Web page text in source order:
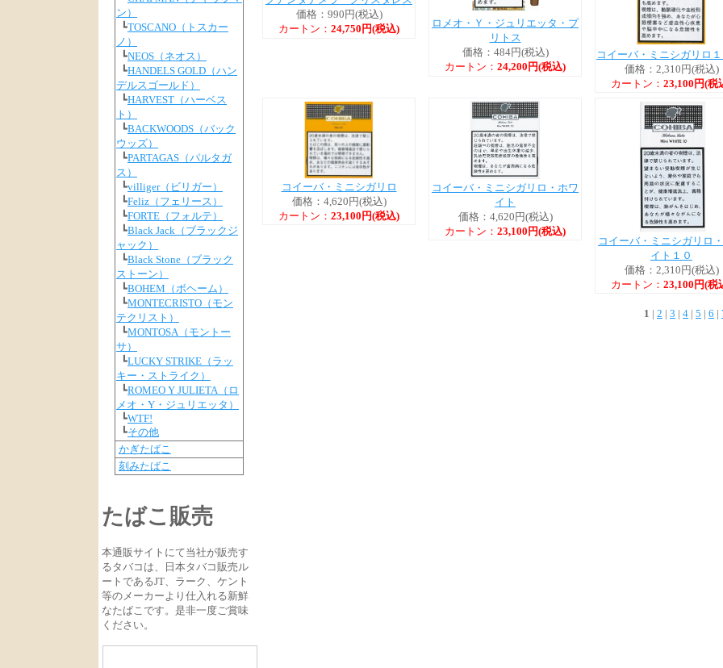
ン）
┗TOSCANO（トスカー
ノ）
┗NEOS（ネオス）
┗HANDELS GOLD（ハン
デルスゴールド）
┗HARVEST（ハーベス
ト）
┗BACKWOODS（バック
ウッズ）
┗PARTAGAS（パルタガ
ス）
┗villiger（ビリガー）
┗Feliz（フェリース）
┗FORTE（フォルテ）
┗Black Jack（ブラックジ
ャック）
┗Black Stone（ブラック
ストーン）
┗BOHEM（ボヘーム）
┗MONTECRISTO（モン
テクリスト）
┗MONTOSA（モントー
サ）
┗LUCKY STRIKE（ラッ
キー・ストライク）
┗ROMEO Y JULIETA（ロ
メオ・Y・ジュリエッタ）
┗WTF!
┗その他
かぎたばこ
刻みたばこ
たばこ販売
本通販サイトにて当社が販売す
るタバコは、日本タバコ販売ル
ートであるJT、ラーク、ケント
等のメーカーより仕入れる新鮮
なたばこです。是非一度ご賞味
ください。
価格：990円(税込)
カートン： 24,750円(税込)
ロメオ・Ｙ・ジュリエッタ・プ
リトス
価格：484円(税込)
カートン： 24,200円(税込)
コイーバ・ミニシガリロ１
価格：2,310円(税込)
カートン： 23,100円(税
コイーバ・ミニシガリロ
価格：4,620円(税込)
カートン： 23,100円(税込)
コイーバ・ミニシガリロ・ホワ
イト
価格：4,620円(税込)
カートン： 23,100円(税込)
コイーバ・ミニシガリロ
イト１０
価格：2,310円(税込)
カートン： 23,100円(税
1 | 2 | 3 | 4 | 5 | 6 |